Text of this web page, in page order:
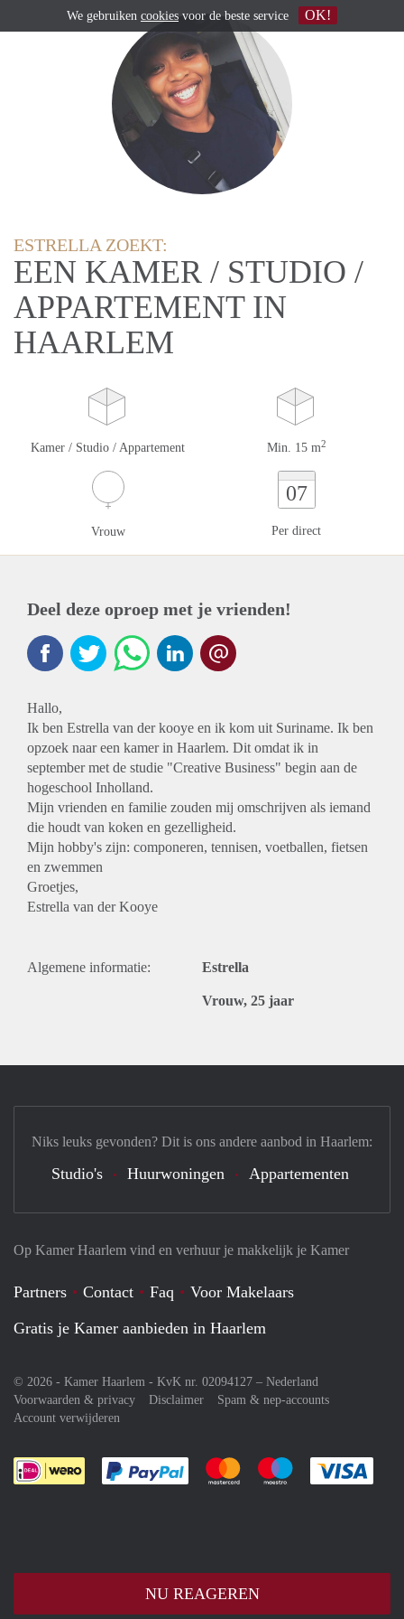
ESTRELLA ZOEKT:
EEN KAMER / STUDIO /
APPARTEMENT IN
HAARLEM
Kamer / Studio / Appartement Min. 15 m2
Vrouw
07
Per direct
Deel deze oproep met je vrienden!
Hallo,
Ik ben Estrella van der kooye en ik kom uit Suriname. Ik ben
opzoek naar een kamer in Haarlem. Dit omdat ik in
september met de studie "Creative Business" begin aan de
hogeschool Inholland.
Mijn vrienden en familie zouden mij omschrijven als iemand
die houdt van koken en gezelligheid.
Mijn hobby's zijn: componeren, tennisen, voetballen, fietsen
en zwemmen
Groetjes,
Estrella van der Kooye
Algemene informatie: Estrella
Vrouw, 25 jaar
NU REAGEREN
Op Kamer Haarlem vind en verhuur je makkelijk je Kamer
Partners Contact Faq
Voor Makelaars
Gratis je Kamer aanbieden in Haarlem
© 2026 - Kamer Haarlem - KvK nr. 02094127 – Nederland
Voorwaarden & privacy
Disclaimer
Spam & nep-accounts
Account verwijderen
Je rekent gemakkelijk af met Paypal
Je rekent gemakkelijk af met
Je rekent
Niks leuks gevonden? Dit is ons andere aanbod in Haarlem:
Studio's Huurwoningen Appartementen
We gebruiken cookies voor de beste service OK!